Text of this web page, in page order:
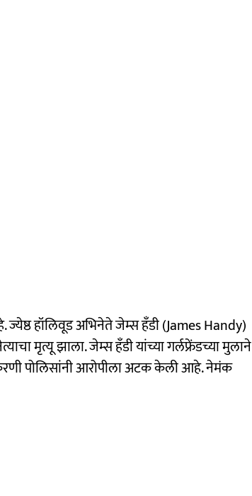
हॉलिवूड अभिनेते जेम्स हँडी (James Handy)
मृत्यू झाला. जेम्स हँडी यांच्या गर्लफ्रेंडच्या मुलाने
पोलिसांनी आरोपीला अटक केली आहे. नेमंक